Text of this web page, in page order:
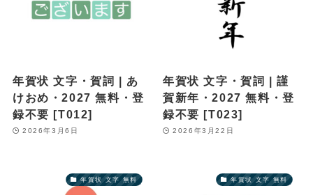
年賀状 文字・賀詞 | あ
けおめ・2027 無料・登
録不要 [T012]
2026年3月6日
年賀状 文字・賀詞 | 謹
賀新年・2027 無料・登
録不要 [T023]
2026年3月22日
年賀状 文字 無料 年賀状 文字 無料